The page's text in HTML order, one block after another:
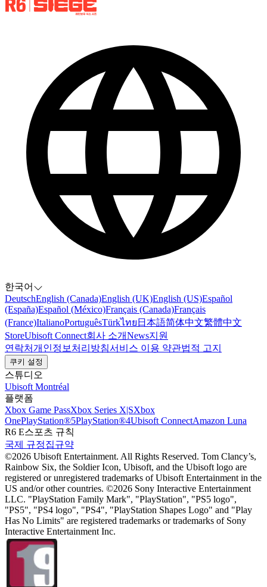
한국어
DeutschEnglish (Canada)English (UK)English (US)Español
(España)Español (México)Français (Canada)Français
(France)ItalianoPortuguêsTürkไทย 日本語简体中文繁體中文
StoreUbisoft Connect회사 소개News지원
연락처개인정보처리방침서비스 이용 약관법적 고지
쿠키 설정
스튜디오
Ubisoft Montréal
플랫폼
Xbox Game PassXbox Series X|SXbox
OnePlayStation®5PlayStation®4Ubisoft ConnectAmazon Luna
R6 E스포츠 규칙
국제 규정집규약
©2026 Ubisoft Entertainment. All Rights Reserved. Tom Clancy’s,
Rainbow Six, the Soldier Icon, Ubisoft, and the Ubisoft logo are
registered or unregistered trademarks of Ubisoft Entertainment in the
US and/or other countries. ©2026 Sony Interactive Entertainment
LLC. "PlayStation Family Mark", "PlayStation", "PS5 logo",
"PS5", "PS4 logo", "PS4", "PlayStation Shapes Logo" and "Play
Has No Limits" are registered trademarks or trademarks of Sony
Interactive Entertainment Inc.